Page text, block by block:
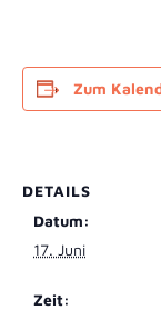
Zum
DETAILS
Datum:
17. Juni
Zeit: